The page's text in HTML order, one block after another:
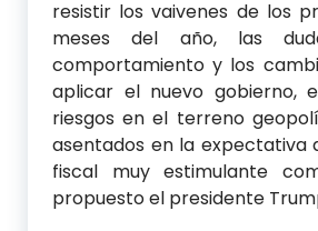
resistir los vaivenes de los
meses del año, las
comportamiento y los
aplicar el nuevo gobierno,
riesgos en el terreno
asentados en la expectativa
fiscal muy estimulante
propuesto el presidente